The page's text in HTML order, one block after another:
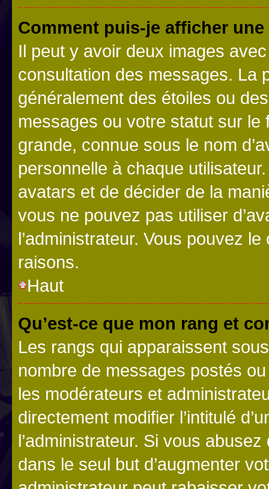
Comment puis-je afficher
Il peut y avoir deux images
consultation des messages. La
généralement des étoiles ou
messages ou votre statut sur
grande, connue sous le nom
personnelle à chaque utilisateur.
avatars et de décider de la
vous ne pouvez pas utiliser
l’administrateur. Vous pouvez
raisons.
Haut
Qu’est-ce que mon rang et
Les rangs qui apparaissent
nombre de messages postés
les modérateurs et
directement modifier l’intitulé
l’administrateur. Si vous
dans le seul but d’augmenter